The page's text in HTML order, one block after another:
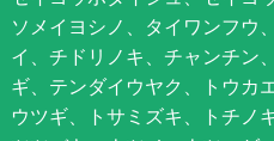
ソメイヨシノ、タイワンフウ
イ、チドリノキ、チャンチン
ギ、テンダイウヤク、トウカ
ウツギ、トサミズキ、トチノ